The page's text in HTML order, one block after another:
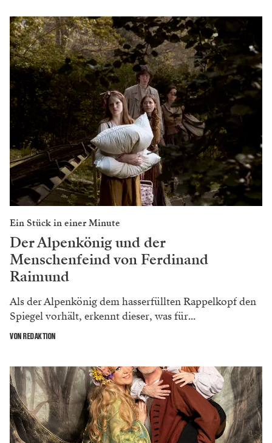
Ein Stück in einer Minute
Der Alpenkönig und der
Menschenfeind von Ferdinand
Raimund
Als der Alpenkönig dem hasserfüllten Rappelkopf den
Spiegel vorhält, erkennt dieser, was für...
VON REDAKTION